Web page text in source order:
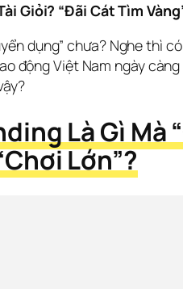
Giỏi? “Đãi Cát Tìm
dụng” chưa? Nghe thì
Việt Nam ngày
Là Gì Mà
Lớn”?